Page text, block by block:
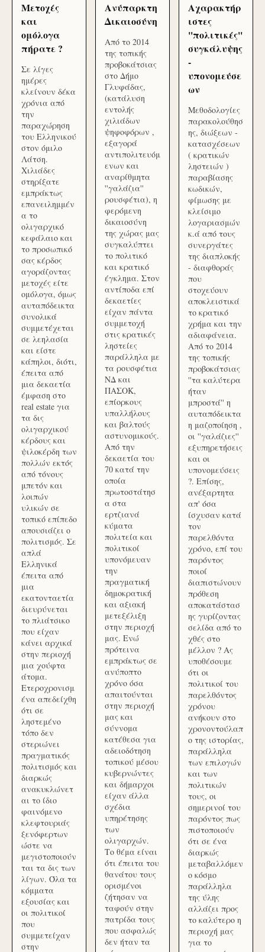
Μετοχές
και
ομόλογα
πήρατε ?
Σε λίγες
ημέρες
κλείνουν δέκα
χρόνια από
την
παραχώρηση
του Ελληνικού
στον όμιλο
Λάτση.
Χιλιάδες
στηρίξατε
εμπράκτως
επανειλημμέν
α το
ολιγαρχικό
κεφάλαιο και
το προσωπικό
σας κέρδος
αγοράζοντας
μετοχές είτε
ομόλογα, όμως
αυταπόδεικτα
συνολικά
συμμετέχεται
σε λεηλασία
και είστε
κάπηλοι, διότι,
έπειτα από
μια δεκαετία
έμφαση στο
real estate για
τα δις
ολιγαρχικού
κέρδους και
ψιλοκέρδη των
πολλών εκτός
από τόνους
μπετόν και
λοιπών
υλικών σε
τοπικό επίπεδο
απουσιάζει ο
πολιτισμός. Σε
απλά
Ελληνικά
έπειτα από
μια
εκατονταετία
διευρύνεται
το πλιάτσικο
που είχαν
κάνει αρχικά
στην περιοχή
μια χούφτα
άτομα.
Ετεροχρονισμ
ένα απεδείχθη
ότι σε
ληστεμένο
τόπο δεν
στεριώνει
πραγματικός
πολιτισμός και
διαρκώς
ανακυκλώνετ
αι το ίδιο
φαινόμενο
κλεφτουριάς
ξενόφερτων
ώστε να
μεγιστοποιούν
ται τα δις των
λίγων. Όλα τα
κόμματα
εξουσίας και
οι πολιτικοί
που
συμμετείχαν
στην
Ανύπαρκτη
Δικαιοσύνη
Από το 2014
της τοπικής
προβοκάτσιας
στο Δήμο
Γλυφάδας,
(κατάλυση
εντολής
χιλιάδων
ψηφοφόρων ,
εξαγορά
αντιπολιτευόμ
ενων και
αναρίθμητα
''γαλάζια''
ρουσφέτια), η
φερόμενη
δικαιοσύνη
της χώρας μας
συγκαλύπτει
το πολιτικό
και κρατικό
έγκλημα. Στον
αντίποδα επί
δεκαετίες
είχαν πάντα
συμμετοχή
στις κρατικές
ληστείες
παράλληλα με
τα ρουσφέτια
ΝΔ και
ΠΑΣΟΚ,
επίορκους
υπαλλήλους
και βαλτούς
αστυνομικούς.
Από την
δεκαετία του
70 κατά την
οποία
πρωτοστάτησ
α στα
ερτζιανά
κύματα
πολιτεία και
πολιτικοί
υπονόμευαν
την
πραγματική
δημοκρατική
και αξιακή
μετεξέλιξη
στην περιοχή
μας. Ενώ
πρότεινα
εμπράκτως σε
ανύποπτο
χρόνο όσα
απαιτούνται
στην περιοχή
μας και
σύννομα
κατέθεσα για
αδειοδότηση
τοπικού μέσου
κυβερνώντες
και δήμαρχοι
είχαν άλλα
σχέδια
υπηρέτησης
των
ολιγαρχών.
Το θέμα είναι
ότι έπειτα του
θανάτου τους
ορισμένοι
ζήτησαν να
ταφούν στην
πατρίδα τους
που ασφαλώς
δεν ήταν τα
Αχαρακτήρ
ιστες
''πολιτικές''
συγκάλυψης
-
υπονομεύσε
ων
Μεθοδολογίες
παρακολούθησ
ης, διώξεων -
κατασχέσεων
( κρατικών
ληστειών )
παραβίασης
κωδικών,
φίμωσης με
κλείσιμο
λογαριασμών
κ.ά από τους
συνεργάτες
της διαπλοκής
- διαφθοράς
που
στοχεύουν
αποκλειστικά
το κρατικό
χρήμα και την
αδιαφάνεια.
Από το 2014
της τοπικής
προβοκάτσιας
''τα καλύτερα
ήταν
μπροστά'' η
αυταπόδεικτα
η μαζοποίηση ,
οι ''γαλάζιες''
εξυπηρετήσεις
και οι
υπονομεύσεις
?. Επίσης,
ανέξαρτητα
απ' όσα
ίσχυσαν κατά
τον
παρελθόντα
χρόνο, επί του
παρόντος
ποιοί
διαπιστώνουν
πρόθεση
αποκατάστασ
ης γυρίζοντας
σελίδα από το
χθές στο
μέλλον ? Ας
υποθέσουμε
ότι οι
πολιτικοί του
παρελθόντος
χρόνου
ανήκουν στο
χρονοντούλαπ
ο της ιστορίας,
παράλληλα
των επιλογών
και των
πολιτικών
τους, οι
σημερινοί του
παρόντος πως
πιστοποιούν
ότι σε ένα
διαρκώς
μεταβαλλόμεν
ο κόσμο
παράλληλα
της ύλης
αλλάζει προς
το καλύτερο η
περιοχή μας
για το